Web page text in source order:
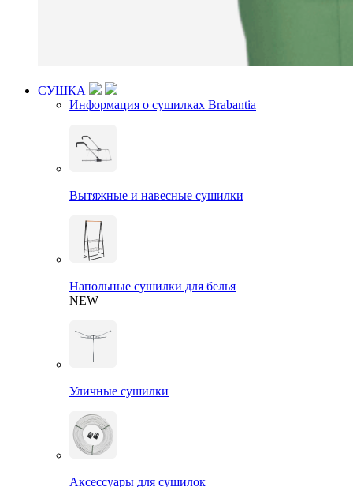
СУШКА
Информация о сушилках Brabantia
Вытяжные и навесные сушилки
Напольные сушилки для белья
NEW
Уличные сушилки
Аксессуары для сушилок